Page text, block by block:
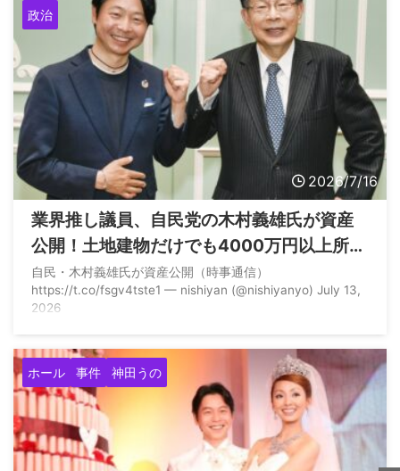
政治
2026/7/16
業界推し議員、自民党の木村義雄氏が資産
公開！土地建物だけでも4000万円以上所有
している模様
自民・木村義雄氏が資産公開（時事通信）
https://t.co/fsgv4tste1 — nishiyan (@nishiyanyo) July 13,
2026
ホール 事件 神田うの